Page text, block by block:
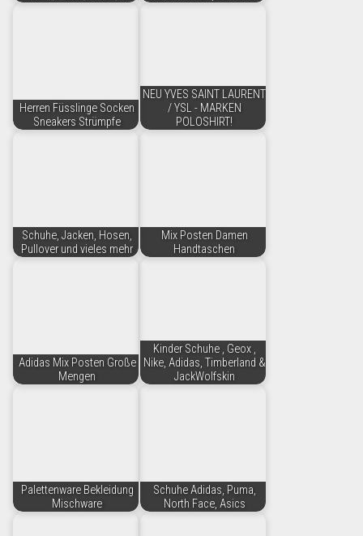
Herren Füsslinge Socken
Sneakers Strümpfe
NEU YVES SAINT LAURENT
/ YSL - MARKEN
POLOSHIRT!
Schuhe, Jacken, Hosen,
Pullover und vieles mehr
Mix Posten Damen
Handtaschen
Adidas Mix Posten Große
Mengen
Kinder Schuhe , Geox ,
Nike, Adidas, Timberland &
JackWolfskin
Palettenware Bekleidung
Mischware
Schuhe Adidas, Puma,
North Face, Asics